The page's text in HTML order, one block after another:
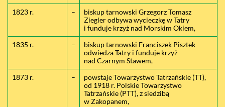
1823 r.
–
biskup tarnowski Grzegorz Tomasz
Ziegler odbywa wycieczkę w Tatry
i funduje krzyż nad Morskim Okiem,
1835 r.
–
biskup tarnowski Franciszek Pisztek
odwiedza Tatry i funduje krzyż
nad Czarnym Stawem,
1873 r.
–
powstaje Towarzystwo Tatrzańskie (TT),
od 1918 r. Polskie Towarzystwo
Tatrzańskie (PTT), z siedzibą
w Zakopanem,